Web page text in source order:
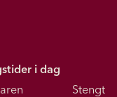
i dag
Stengt